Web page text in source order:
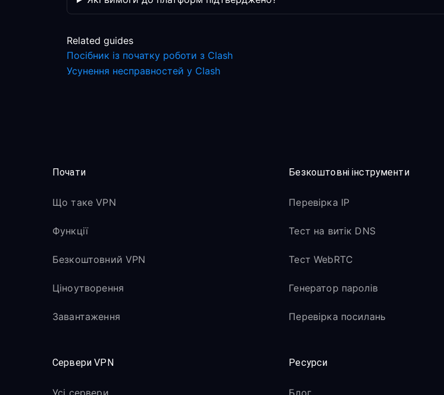
Related guides
Посібник із початку роботи з Clash
Усунення несправностей у Clash
Почати
Що таке VPN
Функції
Безкоштовний VPN
Ціноутворення
Завантаження
Безкоштовні інструменти
Перевірка IP
Тест на витік DNS
Тест WebRTC
Генератор паролів
Перевірка посилань
Сервери VPN
Усі сервери
Ресурси
Блог